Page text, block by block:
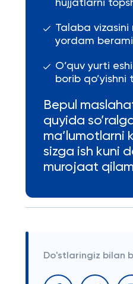
hujjatlarni
Talaba
yordam
O’quv yurti
borib qo’yishni
Bepul
quyida
ma’lumotlarni
sizga ish kuni
murojaat
Do'stlaringiz bilan